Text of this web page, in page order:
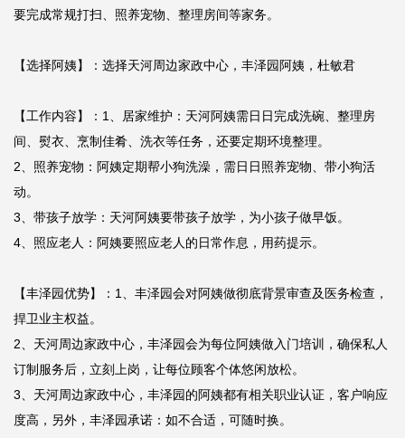
要完成常规打扫、照养宠物、整理房间等家务。
【选择阿姨】：选择天河周边家政中心，丰泽园阿姨，杜敏君
【工作内容】：1、居家维护：天河阿姨需日日完成洗碗、整理房
间、熨衣、烹制佳肴、洗衣等任务，还要定期环境整理。
2、照养宠物：阿姨定期帮小狗洗澡，需日日照养宠物、带小狗活
动。
3、带孩子放学：天河阿姨要带孩子放学，为小孩子做早饭。
4、照应老人：阿姨要照应老人的日常作息，用药提示。
【丰泽园优势】：1、丰泽园会对阿姨做彻底背景审查及医务检查，
捍卫业主权益。
2、天河周边家政中心，丰泽园会为每位阿姨做入门培训，确保私人
订制服务后，立刻上岗，让每位顾客个体悠闲放松。
3、天河周边家政中心，丰泽园的阿姨都有相关职业认证，客户响应
度高，另外，丰泽园承诺：如不合适，可随时换。